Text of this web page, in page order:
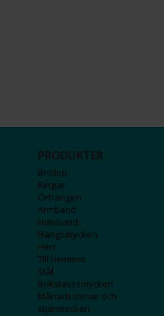
PRODUKTER
Bröllop
Ringar
Örhängen
Armband
Halsband
Hängsmycken
Herr
Till hemmet
Stål
Bokstavssmycken
Månadsstenar och
stjärntecken